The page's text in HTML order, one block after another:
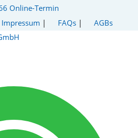
Online-Termin
Impressum | FAQs | AGBs